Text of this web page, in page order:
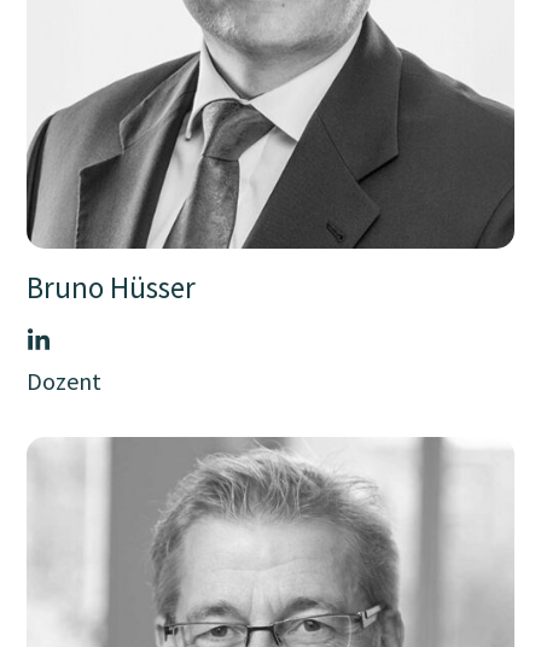
Bruno Hüsser
Dozent